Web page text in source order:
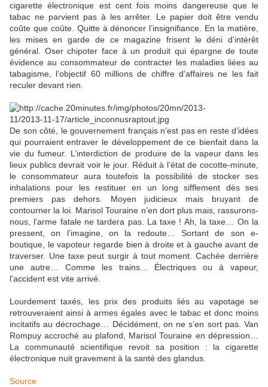
cigarette électronique est cent fois moins dangereuse que le
tabac ne parvient pas à les arrêter. Le papier doit être vendu
coûte que coûte. Quitte à dénoncer l’insignifiance. En la matière,
les mises en garde de ce magazine frisent le déni d’intérêt
général. Oser chipoter face à un produit qui épargne de toute
évidence au consommateur de contracter les maladies liées au
tabagisme, l’objectif 60 millions de chiffre d’affaires ne les fait
reculer devant rien.
De son côté, le gouvernement français n’est pas en reste d’idées
qui pourraient entraver le développement de ce bienfait dans la
vie du fumeur. L’interdiction de produire de la vapeur dans les
lieux publics devrait voir le jour. Réduit à l’état de cocotte-minute,
le consommateur aura toutefois la possibilité de stocker ses
inhalations pour les restituer en un long sifflement dès ses
premiers pas dehors. Moyen judicieux mais bruyant de
contourner la loi. Marisol Touraine n’en dort plus mais, rassurons-
nous, l’arme fatale ne tardera pas. La taxe ! Ah, la taxe… On la
pressent, on l’imagine, on la redoute… Sortant de son e-
boutique, le vapoteur regarde bien à droite et à gauche avant de
traverser. Une taxe peut surgir à tout moment. Cachée derrière
une autre… Comme les trains… Électriques ou à vapeur,
l’accident est vite arrivé.
Lourdement taxés, les prix des produits liés au vapotage se
retrouveraient ainsi à armes égales avec le tabac et donc moins
incitatifs au décrochage… Décidément, on ne s’en sort pas. Van
Rompuy accroché au plafond, Marisol Touraine en dépression…
La communauté scientifique revoit sa position : la cigarette
électronique nuit gravement à la santé des glandus.
Source